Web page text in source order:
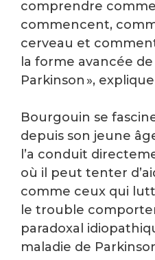
comprendre
commencent,
cerveau et
la forme avancée
Parkinson »,
Bourgouin se
depuis son jeune
l’a conduit
où il peut tenter
comme ceux qui
le trouble
paradoxal
maladie de